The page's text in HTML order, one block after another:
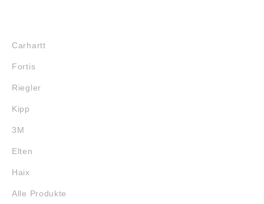
Carhartt
Fortis
Riegler
Kipp
3M
Elten
Haix
Alle Produkte